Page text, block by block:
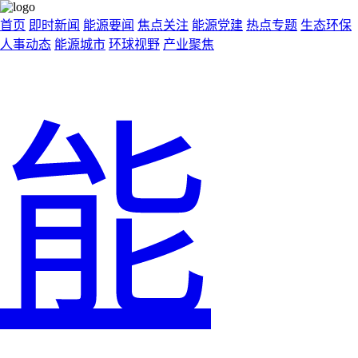
首页 即时新闻 能源要闻 焦点关注 能源党建 热点专题 生态环保
人事动态 能源城市 环球视野 产业聚焦
能